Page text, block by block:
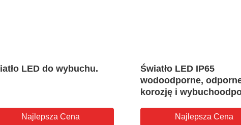
LED do wybuchu.
Najlepsza Cena
Światło LED IP65
wodoodporne,
korozję i
obszarówNajlepsza Cena